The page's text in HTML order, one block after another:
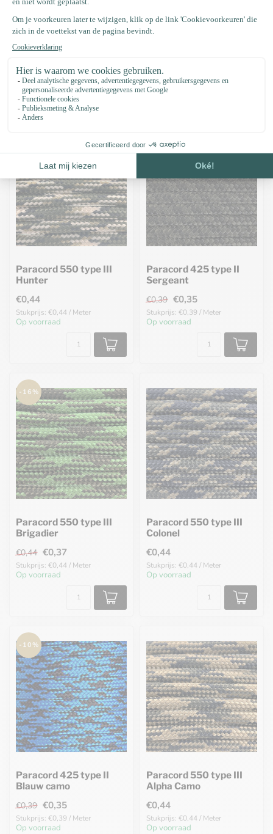
Paracord 550 type III
Forest groen Reflective
€0,80
Op voorraad
Paracord 550 type III
Specialist Camo
Op voorraad
Paracord 550 type III
Hunter
€0,44
Stukprijs: €0,44 / Meter
Op voorraad
Paracord 425 type II
Sergeant
€0,39 €0,35
Stukprijs: €0,39 / Meter
Op voorraad
-16%
Paracord 550 type III
Brigadier
€0,44 €0,37
Stukprijs: €0,44 / Meter
Op voorraad
Paracord 550 type III
Colonel
€0,44
Stukprijs: €0,44 / Meter
Op voorraad
-10%
Paracord 425 type II
Blauw camo
€0,39 €0,35
Stukprijs: €0,39 / Meter
Op voorraad
Paracord 550 type III
Alpha Camo
€0,44
Stukprijs: €0,44 / Meter
Op voorraad